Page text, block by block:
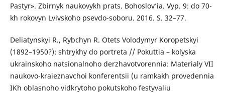
Pastyr». Zbirnyk naukovykh prats. Bohoslov’ia. Vyp. 9: do 70-
kh rokovyn Lvivskoho psevdo-soboru. 2016. S. 32–77.
Deliatynskyi R., Rybchyn R. Otets Volodymyr Koropetskyi
(1892–1950?): shtrykhy do portreta // Pokuttia – kolyska
ukrainskoho natsionalnoho derzhavotvorennia: Materialy VII
naukovo-kraieznavchoi konferentsii (u ramkakh provedennia
IKh oblasnoho vidkrytoho pokutskoho festyvaliu